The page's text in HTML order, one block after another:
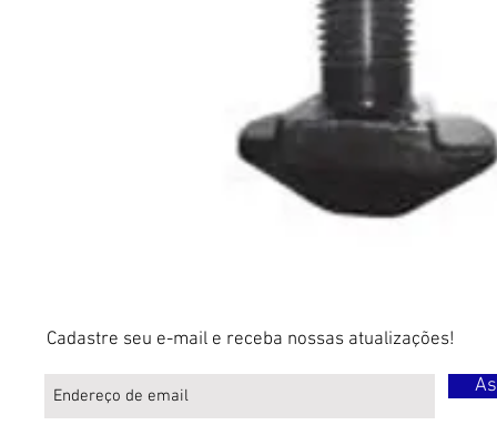
Cadastre seu e-mail e receba nossas atualizações!